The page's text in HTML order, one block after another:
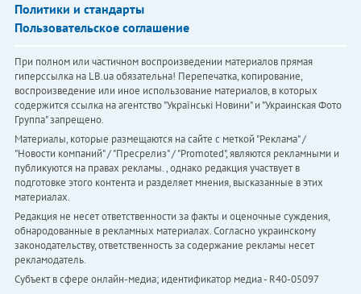
Политики и стандарты
Пользовательское соглашение
При полном или частичном воспроизведении материалов прямая
гиперссылка на LB.ua обязательна! Перепечатка, копирование,
воспроизведение или иное использование материалов, в которых
содержится ссылка на агентство "Українськi Новини" и "Украинская Фото
Группа" запрещено.
Материалы, которые размещаются на сайте с меткой "Реклама" /
"Новости компаний" / "Пресрелиз" / "Promoted", являются рекламными и
публикуются на правах рекламы. , однако редакция участвует в
подготовке этого контента и разделяет мнения, высказанные в этих
материалах.
Редакция не несет ответственности за факты и оценочные суждения,
обнародованные в рекламных материалах. Согласно украинскому
законодательству, ответственность за содержание рекламы несет
рекламодатель.
Субъект в сфере онлайн-медиа; идентификатор медиа - R40-05097